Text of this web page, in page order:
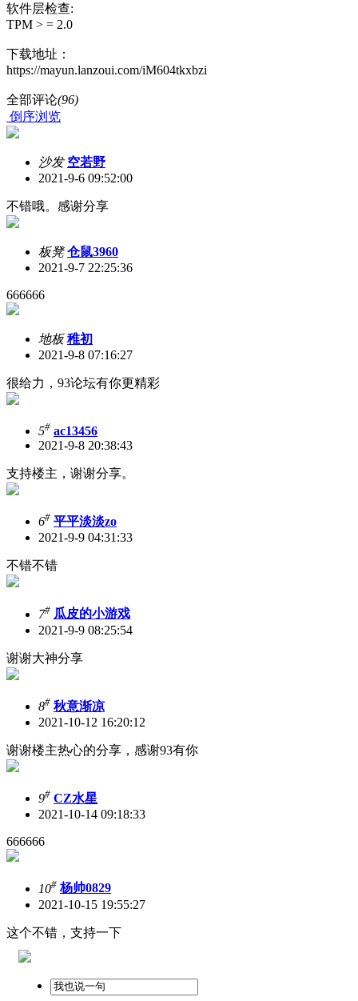
软件层检查:
TPM > = 2.0
下载地址：
https://mayun.lanzoui.com/iM604tkxbzi
全部评论(96)
倒序浏览
沙发 空若野
2021-9-6 09:52:00
不错哦。感谢分享
板凳 仓鼠3960
2021-9-7 22:25:36
666666
地板 稚初
2021-9-8 07:16:27
很给力，93论坛有你更精彩
5# ac13456
2021-9-8 20:38:43
支持楼主，谢谢分享。
6# 平平淡淡zo
2021-9-9 04:31:33
不错不错
7# 瓜皮的小游戏
2021-9-9 08:25:54
谢谢大神分享
8# 秋意渐凉
2021-10-12 16:20:12
谢谢楼主热心的分享，感谢93有你
9# CZ水星
2021-10-14 09:18:33
666666
10# 杨帅0829
2021-10-15 19:55:27
这个不错，支持一下